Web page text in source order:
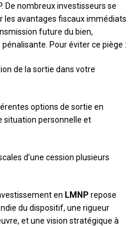
De nombreux investisseurs se
les avantages fiscaux immédiats
future du bien,
Pour éviter ce piège :
de la sortie dans votre
options de sortie en
situation personnelle et
d’une cession plusieurs
en LMNP repose
du dispositif, une rigueur
et une vision stratégique à